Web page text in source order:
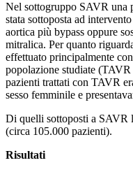
Nel sottogruppo SAVR una
stata sottoposta ad
aortica più bypass oppure
mitralica. Per quanto
effettuato principalmente
popolazione studiate
pazienti trattati con TAVR
sesso femminile e
Di quelli sottoposti a SAVR
(circa 105.000 pazienti).
Risultati